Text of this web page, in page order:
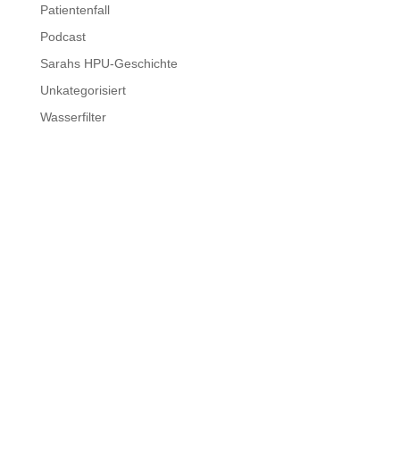
Patientenfall
Podcast
Sarahs HPU-Geschichte
Unkategorisiert
Wasserfilter